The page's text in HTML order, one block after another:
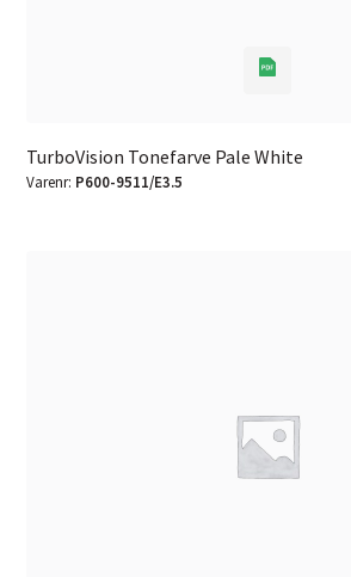
TurboVision Tonefarve Pale White
Varenr: P600-9511/E3.5